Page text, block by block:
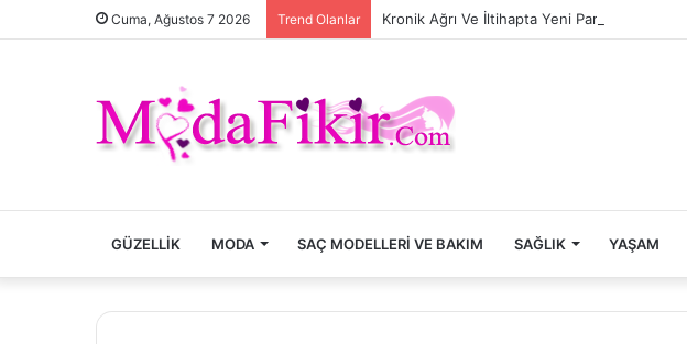
Cuma, Ağustos 7 2026 Trend Olanlar Kronik Ağrı Ve İltihapta Yeni Paradigma
GÜZELLIK MODA SAÇ MODELLERI VE BAKIM SAĞLIK YAŞAM